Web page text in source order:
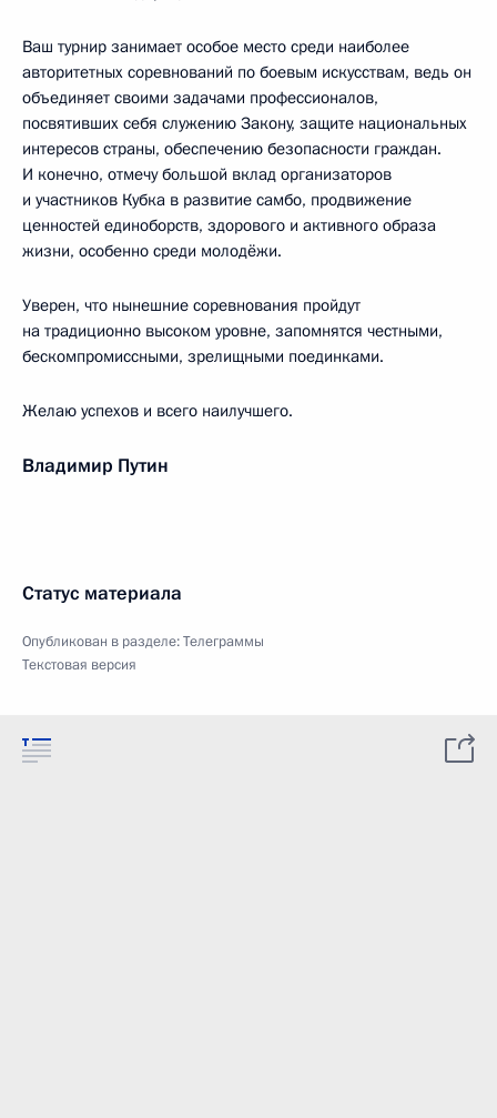
Ваш турнир занимает особое место среди наиболее
авторитетных соревнований по боевым искусствам, ведь он
объединяет своими задачами профессионалов,
посвятивших себя служению Закону, защите национальных
интересов страны, обеспечению безопасности граждан.
И конечно, отмечу большой вклад организаторов
и участников Кубка в развитие самбо, продвижение
ценностей единоборств, здорового и активного образа
жизни, особенно среди молодёжи.
Уверен, что нынешние соревнования пройдут
на традиционно высоком уровне, запомнятся честными,
бескомпромиссными, зрелищными поединками.
Желаю успехов и всего наилучшего.
Владимир Путин
Статус материала
Опубликован в разделе:Телеграммы
Текстовая версия